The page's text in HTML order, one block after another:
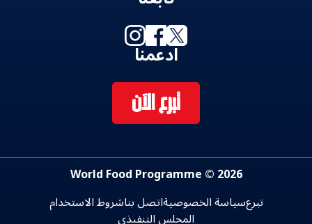
ادعمنا
تبرع الآن
2026 © World Food Programme
تبرعسياسة الخصوصيةاتصل بناشروط الاستخدام
المجلس التنفيذي